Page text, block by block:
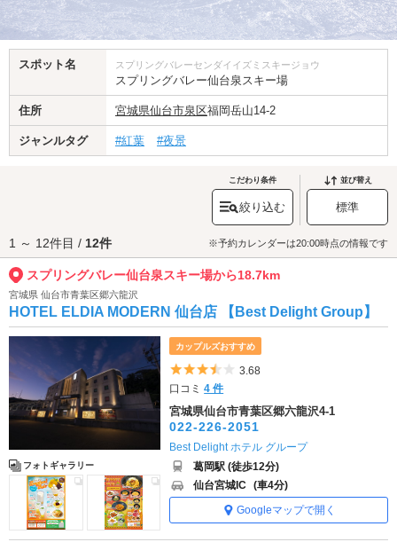
スポット名 スプリングバレーセンダイイズミスキージョウ
スプリングバレー仙台泉スキー場
住所 宮城県仙台市泉区福岡岳山14-2
ジャンルタグ #紅葉 #夜景
こだわり条件
絞り込む
並び替え
標準
1 ～ 12件目 / 12件 ※予約カレンダーは20:00時点の情報です
スプリングバレー仙台泉スキー場から18.7km
宮城県 仙台市青葉区郷六龍沢
HOTEL ELDIA MODERN 仙台店 【Best Delight Group】
フォトギャラリー
カップルズおすすめ
5つ星のうち3.5
3.68
口コミ4 件
宮城県仙台市青葉区郷六龍沢4-1
022-226-2051
Best Delight ホテル グループ
葛岡駅 (徒歩12分)
仙台宮城IC (車4分)
Googleマップで開く